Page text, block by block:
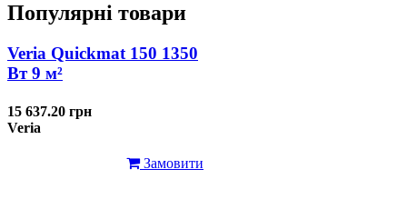
Популярні товари
Veria Quickmat 150 1350
Вт 9 м²
15 637.20 грн
Veria
Замовити